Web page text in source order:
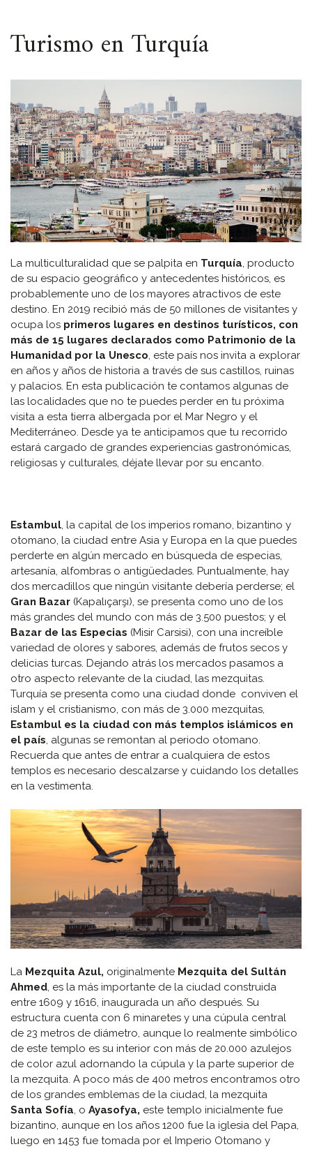
ESPACIO
Turismo en Turquía
La multiculturalidad que se palpita en Turquía, producto
de su espacio geográfico y antecedentes históricos, es
probablemente uno de los mayores atractivos de este
destino. En 2019 recibió más de 50 millones de visitantes y
ocupa los primeros lugares en destinos turísticos, con
más de 15 lugares declarados como Patrimonio de la
Humanidad por la Unesco, este país nos invita a explorar
en años y años de historia a través de sus castillos, ruinas
y palacios. En esta publicación te contamos algunas de
las localidades que no te puedes perder en tu próxima
visita a esta tierra albergada por el Mar Negro y el
Mediterráneo. Desde ya te anticipamos que tu recorrido
estará cargado de grandes experiencias gastronómicas,
religiosas y culturales, déjate llevar por su encanto.
Estambul, la capital de los imperios romano, bizantino y
otomano, la ciudad entre Asia y Europa en la que puedes
perderte en algún mercado en búsqueda de especias,
artesanía, alfombras o antigüedades. Puntualmente, hay
dos mercadillos que ningún visitante debería perderse; el
Gran Bazar (Kapalıçarşı), se presenta como uno de los
más grandes del mundo con más de 3.500 puestos; y el
Bazar de las Especias (Misir Carsisi), con una increíble
variedad de olores y sabores, además de frutos secos y
delicias turcas. Dejando atrás los mercados pasamos a
otro aspecto relevante de la ciudad, las mezquitas.
Turquía se presenta como una ciudad donde conviven el
islam y el cristianismo, con más de 3.000 mezquitas,
Estambul es la ciudad con más templos islámicos en
el país, algunas se remontan al periodo otomano.
Recuerda que antes de entrar a cualquiera de estos
templos es necesario descalzarse y cuidando los detalles
en la vestimenta.
La Mezquita Azul, originalmente Mezquita del Sultán
Ahmed, es la más importante de la ciudad construida
entre 1609 y 1616, inaugurada un año después. Su
estructura cuenta con 6 minaretes y una cúpula central
de 23 metros de diámetro, aunque lo realmente simbólico
de este templo es su interior con más de 20.000 azulejos
de color azul adornando la cúpula y la parte superior de
la mezquita. A poco más de 400 metros encontramos otro
de los grandes emblemas de la ciudad, la mezquita
Santa Sofía, o Ayasofya, este templo inicialmente fue
bizantino, aunque en los años 1200 fue la iglesia del Papa,
luego en 1453 fue tomada por el Imperio Otomano y